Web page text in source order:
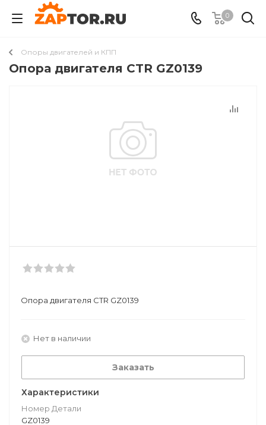
0
Опоры двигателей и КПП
Опора двигателя CTR GZ0139
Опора двигателя CTR GZ0139
Нет в наличии
Заказать
Характеристики
Номер Детали
GZ0139